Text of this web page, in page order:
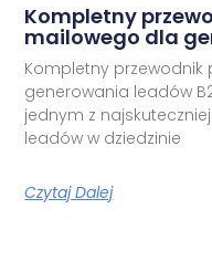
Kompletny
mailowego dla
Kompletny
generowania leadów
jednym z
leadów w dziedzinie
Czytaj Dalej